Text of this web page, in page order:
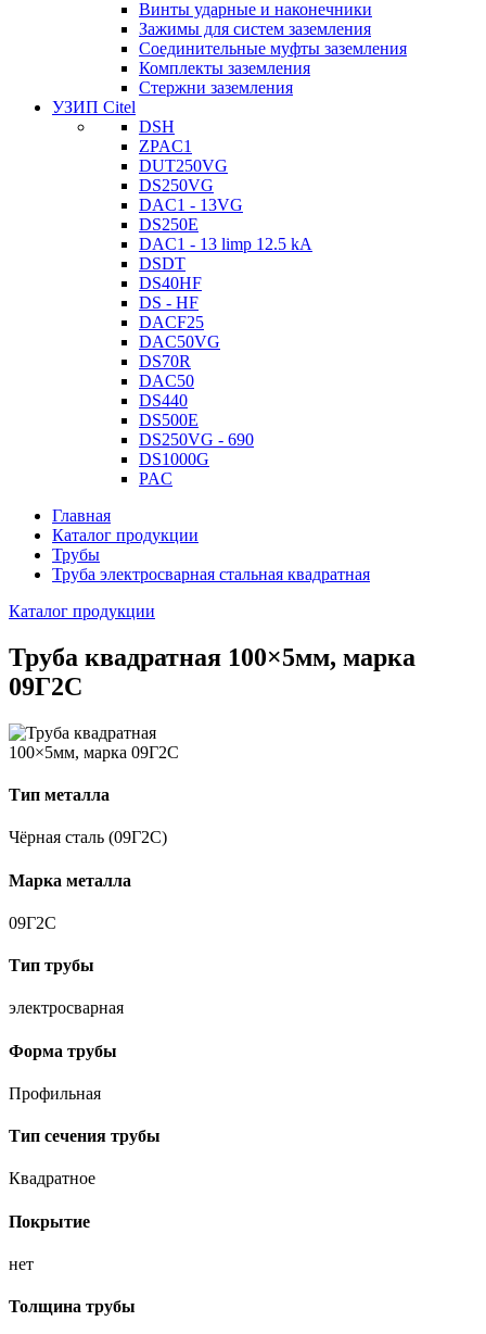
Винты ударные и наконечники
Зажимы для систем заземления
Соединительные муфты заземления
Комплекты заземления
Стержни заземления
УЗИП Citel
DSH
ZPAC1
DUT250VG
DS250VG
DAC1 - 13VG
DS250E
DAC1 - 13 limp 12.5 kA
DSDT
DS40HF
DS - HF
DACF25
DAC50VG
DS70R
DAC50
DS440
DS500E
DS250VG - 690
DS1000G
PAC
Главная
Каталог продукции
Трубы
Труба электросварная стальная квадратная
Каталог продукции
Труба квадратная 100×5мм, марка
09Г2С
Тип металла
Чёрная сталь (09Г2С)
Марка металла
09Г2С
Тип трубы
электросварная
Форма трубы
Профильная
Тип сечения трубы
Квадратное
Покрытие
нет
Толщина трубы